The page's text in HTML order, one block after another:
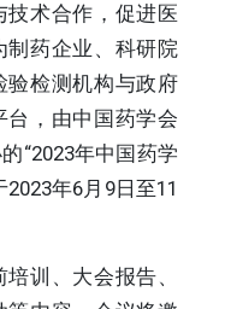
术合作，促进医
制药企业、科研院
验检测机构与政府
台，由中国药学会
“2023年中国药学
年6月9日至11
训、大会报告、